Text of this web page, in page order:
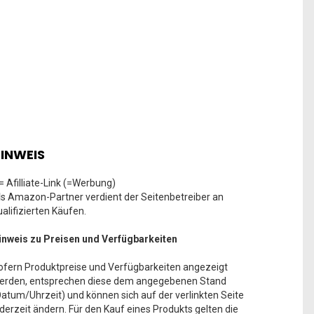
Afilliate-Link (=Werbung)
Amazon-Partner verdient der Seitenbetreiber an
Käufen.
zu Preisen und Verfügbarkeiten
Produktpreise und Verfügbarkeiten angezeigt
entsprechen diese dem angegebenen Stand
Uhrzeit) und können sich auf der verlinkten Seite
ändern. Für den Kauf eines Produkts gelten die